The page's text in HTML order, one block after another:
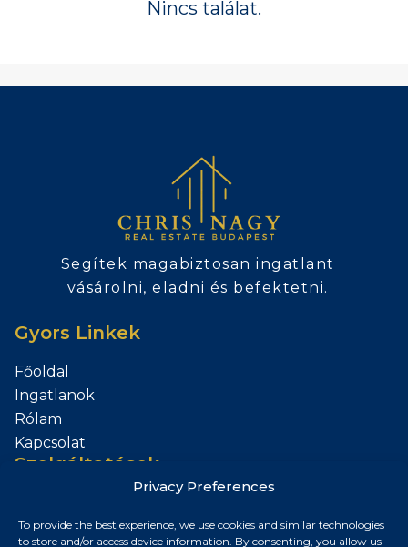
Privacy Preferences
To provide the best experience, we use cookies and similar technologies
to store and/or access device information. By consenting, you allow us
Nincs találat.
Segítek magabiztosan ingatlant
vásárolni, eladni és befektetni.
Gyors Linkek
Főoldal
Ingatlanok
Rólam
Kapcsolat
Szolgáltatások
Kapcsolat